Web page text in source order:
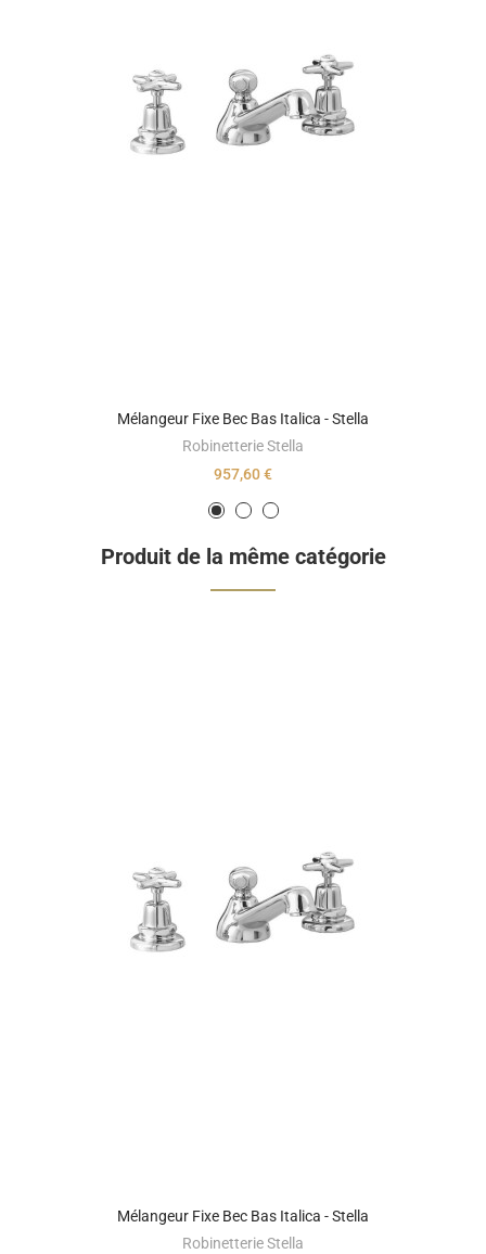
Mélangeur Fixe Bec Bas Italica - Stella
Robinetterie Stella
957,60 €
Produit de la même catégorie
Mélangeur Fixe Bec Bas Italica - Stella
Robinetterie Stella